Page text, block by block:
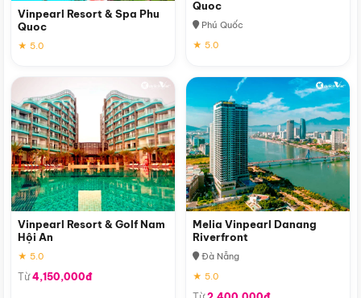
Vinpearl Resort & Spa Phu
Quoc
★ 5.0
Quoc
Phú Quốc
★ 5.0
Vinpearl Resort & Golf Nam
Hội An
★ 5.0
Từ4,150,000đ
Melia Vinpearl Danang
Riverfront
Đà Nẵng
★ 5.0